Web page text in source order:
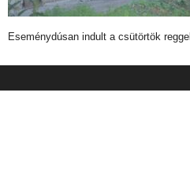
Eseménydúsan indult a csütörtök